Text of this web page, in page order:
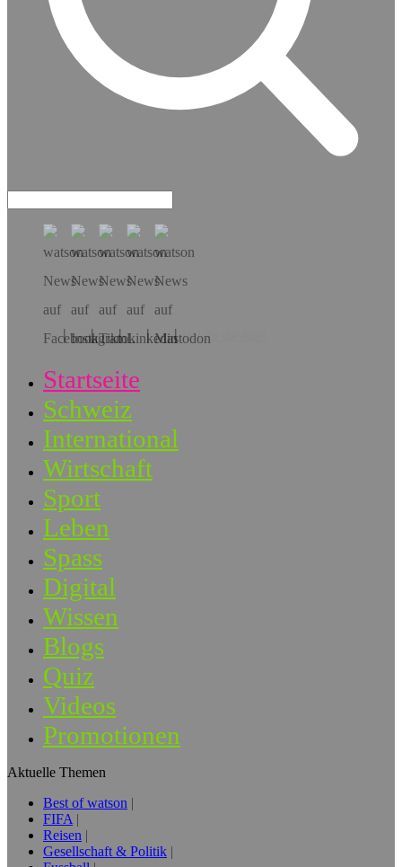
Hol dir die App!
Startseite
Schweiz
International
Wirtschaft
Sport
Leben
Spass
Digital
Wissen
Blogs
Quiz
Videos
Promotionen
Aktuelle Themen
Best of watson
FIFA
Reisen
Gesellschaft & Politik